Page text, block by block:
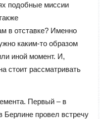
подобные миссии
в отставке? Именно
каким-то образом
иной момент. И,
стоит рассматривать
Первый – в
Берлине провел встречу